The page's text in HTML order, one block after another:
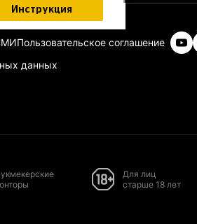
Инструкция
Пользовательское соглашение
данных
Для лиц
старше 18 лет